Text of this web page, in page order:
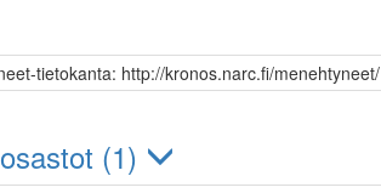
tietokanta: http://kronos.narc.fi/menehtyneet/
(1)